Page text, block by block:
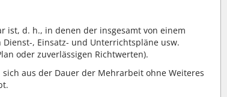
ist, d. h., in denen der insgesamt von einem
, Einsatz- und Unterrichtspläne usw.
oder zuverlässigen Richtwerten).
aus der Dauer der Mehrarbeit ohne Weiteres